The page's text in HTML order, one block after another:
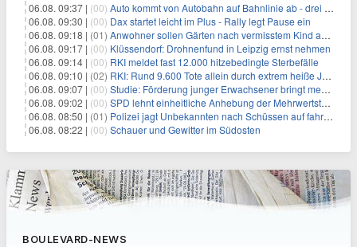
06.08. 09:37 | (00) Auto kommt von Autobahn auf Bahnlinie ab - drei Tote
06.08. 09:30 | (00) Dax startet leicht im Plus - Rally legt Pause ein
06.08. 09:18 | (01) Anwohner sollen Gärten nach vermisstem Kind absuchen
06.08. 09:17 | (00) Klüssendorf: Drohnenfund in Leipzig ernst nehmen
06.08. 09:14 | (00) RKI meldet fast 12.000 hitzebedingte Sterbefälle
06.08. 09:10 | (02) RKI: Rund 9.600 Tote allein durch extrem heiße Juni-Woche
06.08. 09:07 | (00) Studie: Förderung junger Erwachsener bringt mehr als bei Älteren
06.08. 09:02 | (00) SPD lehnt einheitliche Anhebung der Mehrwertsteuer ab
06.08. 08:50 | (01) Polizei jagt Unbekannten nach Schüssen auf fahrendes Auto
06.08. 08:22 | (00) Schauer und Gewitter im Südosten
BOULEVARD-NEWS